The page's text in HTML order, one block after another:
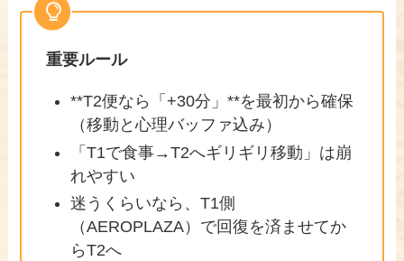
重要ルール
**T2便なら「+30分」**を最初から確保
（移動と心理バッファ込み）
「T1で食事→T2へギリギリ移動」は崩
れやすい
迷うくらいなら、T1側
（AEROPLAZA）で回復を済ませてか
らT2へ